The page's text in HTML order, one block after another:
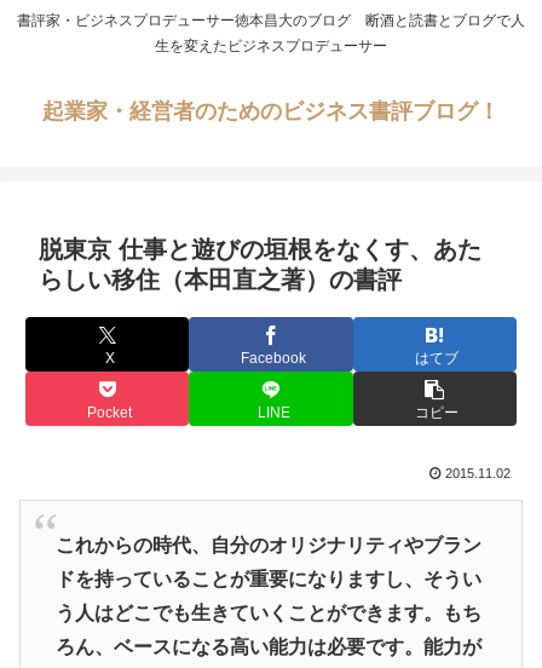
書評家・ビジネスプロデューサー徳本昌大のブログ 断酒と読書とブログで人
生を変えたビジネスプロデューサー
起業家・経営者のためのビジネス書評ブログ！
脱東京 仕事と遊びの垣根をなくす、あた
らしい移住（本田直之著）の書評
X Facebook はてブ
Pocket LINE コピー
2015.11.02
これからの時代、自分のオリジナリティやブラン
ドを持っていることが重要になりますし、そうい
う人はどこでも生きていくことができます。もち
ろん、ベースになる高い能力は必要です。能力が